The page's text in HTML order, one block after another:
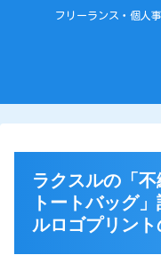
フリーランス・個人
ラクスルの「
トートバッグ
ルロゴプリント